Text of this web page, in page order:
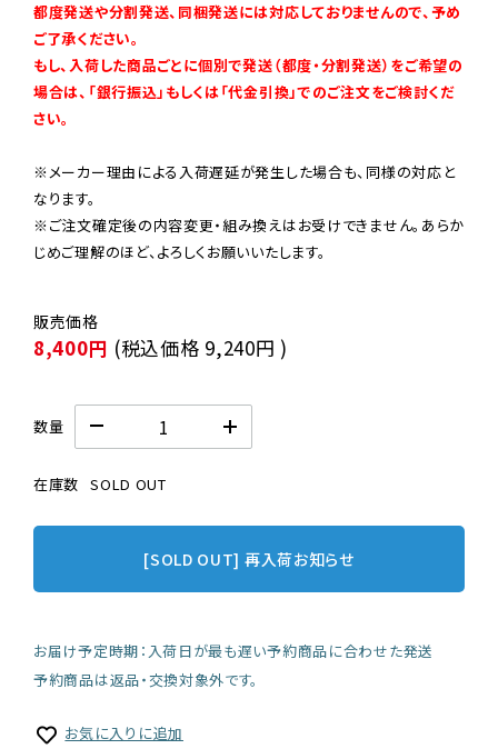
都度発送や分割発送、同梱発送には対応しておりませんので、予め
ご了承ください。
もし、入荷した商品ごとに個別で発送（都度・分割発送）をご希望の
場合は、「銀行振込」もしくは「代金引換」でのご注文をご検討くだ
さい。
※メーカー理由による入荷遅延が発生した場合も、同様の対応と
なります。
※ご注文確定後の内容変更・組み換えはお受けできません。あらか
じめご理解のほど、よろしくお願いいたします。
8,400円 (税込価格 9,240円 )
数量
在庫数 SOLD OUT
[SOLD OUT] 再入荷お知らせ
お届け予定時期：入荷日が最も遅い予約商品に合わせた発送
予約商品は返品・交換対象外です。
お気に入りに追加